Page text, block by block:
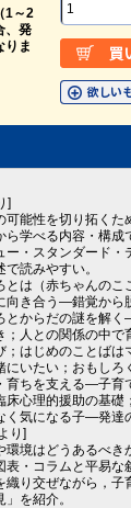
1～2
、発
りま
]
可能性を切り拓くた
ら学べる内容・構成
ー・スタンダード・
読みやすい。
は（赤ちゃんのこ
向き合う―錯覚から
からだの謎を解く
；人との関係の中
はじめのことばは
いたい；おもしろ
ちを支える―子育
心理的援助の基礎
気になる子―発達
り]
環境はどうあるべき
表・コラムと平易
織り交ぜながら，
を紹介。